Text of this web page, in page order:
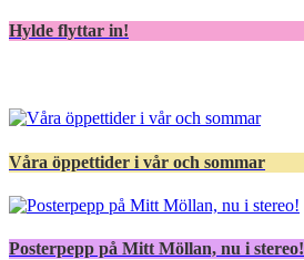
Hylde flyttar in!
Våra öppettider i vår och sommar
Posterpepp på Mitt Möllan, nu i stereo!